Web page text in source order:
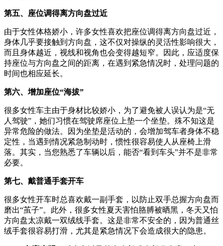
第五、座位调得离方向盘过近
由于女性体格娇小，许多女性喜欢把座位调得离方向盘过近，
身体几乎要接触到方向盘，这不仅对操纵的灵活性影响很大，
而且身体越近，视线和视角也会变得越短窄。因此，应适度保
持座位与方向盘之间的距离，在遇到紧急情况时，处理问题的
时间也相应延长。
第六、增加座位“海拔”
很多女性车主由于身材比较娇小，为了避免被人误认为是“无
人驾驶”，她们习惯在驾驶席座位上垫一个坐垫。殊不知这是
异常危险的做法。因为坐垫是活动的，会增加驾车者身体不稳
定性，当遇到情况紧急制动时，惯性很容易使人从座椅上滑
落。其实，当您熟悉了车辆以后，能否“看到车头”并不是非常
必要。
第七、戴普通手套开车
很多女性开车时总喜欢戴一副手套，以防止双手总握方向盘而
磨出“茧子”。此外，很多女性夏天害怕胳膊被晒黑，冬天又怕
方向盘太凉戴一双绒线手套。这是非常不安全的，因为普通丝
绒手套很容易打滑，尤其是紧急情况下会造成很大的隐患。